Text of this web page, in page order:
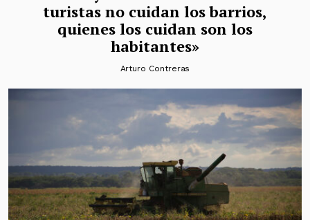
turistas no cuidan los barrios,
quienes los cuidan son los
habitantes»
Arturo Contreras